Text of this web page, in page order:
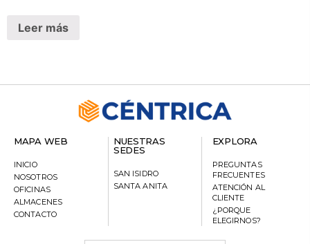
Leer más
MAPA WEB
INICIO
NOSOTROS
OFICINAS
ALMACENES
CONTACTO
NUESTRAS
SEDES
SAN ISIDRO
SANTA ANITA
EXPLORA
PREGUNTAS
FRECUENTES
ATENCIÓN AL
CLIENTE
¿PORQUE
ELEGIRNOS?